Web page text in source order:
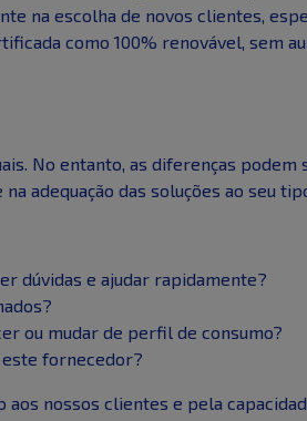
na escolha de novos clientes,
como 100% renovável, sem
No entanto, as diferenças podem
adequação das soluções ao seu
dúvidas e ajudar rapidamente?
ou mudar de perfil de consumo?
fornecedor?
nossos clientes e pela